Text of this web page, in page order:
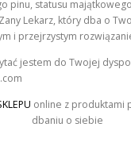
pinu, statusu
Lekarz, który dba o
i przejrzystym
jestem do Twojej
online z produktami
dbaniu o siebie